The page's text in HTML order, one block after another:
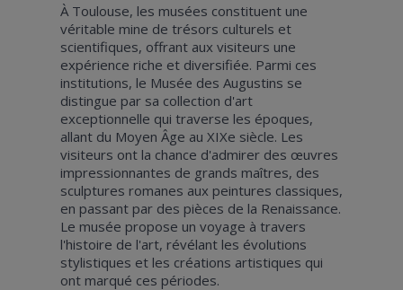
À Toulouse, les musées constituent une
véritable mine de trésors culturels et
scientifiques, offrant aux visiteurs une
expérience riche et diversifiée. Parmi ces
institutions, le Musée des Augustins se
distingue par sa collection d'art
exceptionnelle qui traverse les époques,
allant du Moyen Âge au XIXe siècle. Les
visiteurs ont la chance d'admirer des œuvres
impressionnantes de grands maîtres, des
sculptures romanes aux peintures classiques,
en passant par des pièces de la Renaissance.
Le musée propose un voyage à travers
l'histoire de l'art, révélant les évolutions
stylistiques et les créations artistiques qui
ont marqué ces périodes.